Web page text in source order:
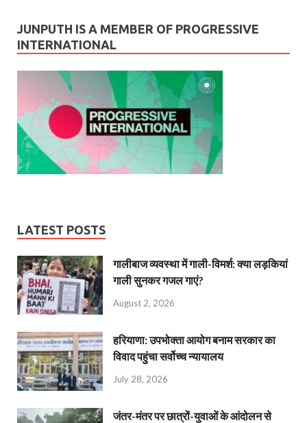
JUNPUTH IS A MEMBER OF PROGRESSIVE
INTERNATIONAL
LATEST POSTS
गालीबाज व्‍यवस्‍था में गाली-विमर्श: क्या लड़कियां
गाली सुनकर गजल गाएं?
August 2, 2026
हरियाणा: उपभोक्ता आयोग बनाम सरकार का
विवाद पहुंचा सर्वोच्च न्यायालय
July 28, 2026
जंतर-मंतर पर छात्रों-युवाओं के आंदोलन से